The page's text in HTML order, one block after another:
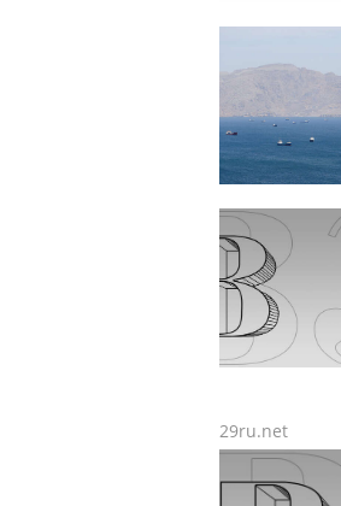
29ru.net